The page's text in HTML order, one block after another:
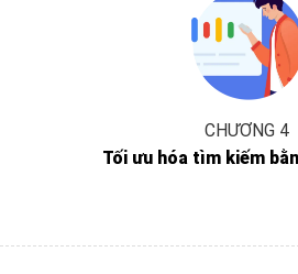
CHƯƠNG 4
Tối ưu hóa tìm kiếm